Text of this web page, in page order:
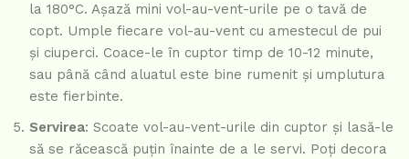
la 180°C. Așază mini vol-au-vent-urile pe o tavă de
copt. Umple fiecare vol-au-vent cu amestecul de pui
și ciuperci. Coace-le în cuptor timp de 10-12 minute,
sau până când aluatul este bine rumenit și umplutura
este fierbinte.
Servirea: Scoate vol-au-vent-urile din cuptor și lasă-le
să se răcească puțin înainte de a le servi. Poți decora